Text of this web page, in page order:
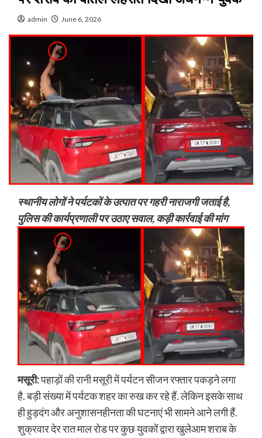
admin June 6, 2026
स्थानीय लोगों ने पर्यटकों के उत्पात पर गहरी नाराजगी जताई है,
पुलिस की कार्यप्रणाली पर उठाए सवाल, कड़ी कार्रवाई की मांग
मसूरी:पहाड़ों की रानी मसूरी में पर्यटन सीजन रफ्तार पकड़ने लगा
है. बड़ी संख्या में पर्यटक शहर का रुख कर रहे हैं. लेकिन इसके साथ
ही हुड़दंग और अनुशासनहीनता की घटनाएं भी सामने आने लगी हैं.
शुक्रवार देर रात माल रोड पर कुछ युवकों द्वारा खुलेआम शराब के